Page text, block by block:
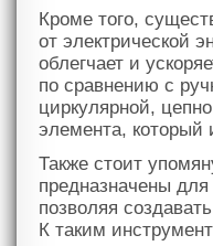
Кроме того,
от электрической
облегчает и
по сравнению с
циркулярной,
элемента, который
Также стоит
предназначены
позволяя
К таким